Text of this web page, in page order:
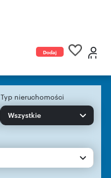
Dodaj
Typ nieruchomości
Wszystkie